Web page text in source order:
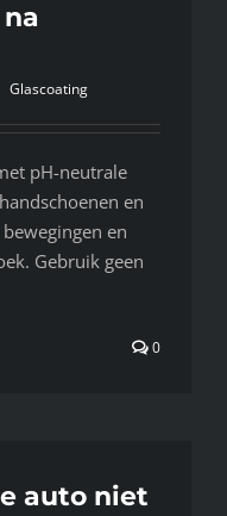
Glascoating
pH-neutrale
en
en
Gebruik geen
0
auto niet